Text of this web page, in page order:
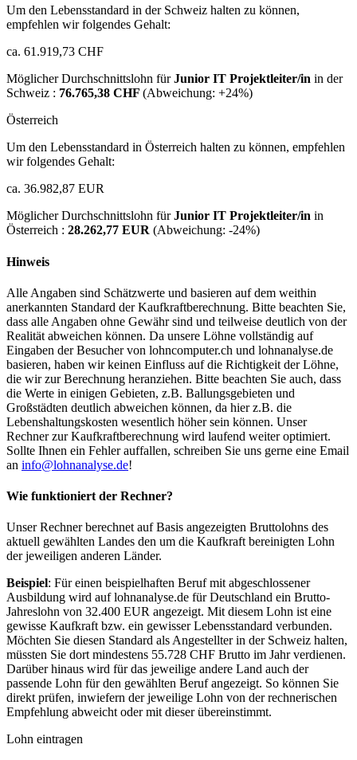
Um den Lebensstandard in der Schweiz halten zu können,
empfehlen wir folgendes Gehalt:
ca. 61.919,73 CHF
Möglicher Durchschnittslohn fürJunior IT Projektleiter/in in der
Schweiz : 76.765,38 CHF (Abweichung: +24%)
Österreich
Um den Lebensstandard in Österreich halten zu können, empfehlen
wir folgendes Gehalt:
ca. 36.982,87 EUR
Möglicher Durchschnittslohn fürJunior IT Projektleiter/in in
Österreich : 28.262,77 EUR (Abweichung: -24%)
Hinweis
Alle Angaben sind Schätzwerte und basieren auf dem weithin
anerkannten Standard der Kaufkraftberechnung. Bitte beachten Sie,
dass alle Angaben ohne Gewähr sind und teilweise deutlich von der
Realität abweichen können. Da unsere Löhne vollständig auf
Eingaben der Besucher von lohncomputer.ch und lohnanalyse.de
basieren, haben wir keinen Einfluss auf die Richtigkeit der Löhne,
die wir zur Berechnung heranziehen. Bitte beachten Sie auch, dass
die Werte in einigen Gebieten, z.B. Ballungsgebieten und
Großstädten deutlich abweichen können, da hier z.B. die
Lebenshaltungskosten wesentlich höher sein können. Unser
Rechner zur Kaufkraftberechnung wird laufend weiter optimiert.
Sollte Ihnen ein Fehler auffallen, schreiben Sie uns gerne eine Email
an info@lohnanalyse.de!
Wie funktioniert der Rechner?
Unser Rechner berechnet auf Basis angezeigten Bruttolohns des
aktuell gewählten Landes den um die Kaufkraft bereinigten Lohn
der jeweiligen anderen Länder.
Beispiel: Für einen beispielhaften Beruf mit abgeschlossener
Ausbildung wird auf lohnanalyse.de für Deutschland ein Brutto-
Jahreslohn von 32.400 EUR angezeigt. Mit diesem Lohn ist eine
gewisse Kaufkraft bzw. ein gewisser Lebensstandard verbunden.
Möchten Sie diesen Standard als Angestellter in der Schweiz halten,
müssten Sie dort mindestens 55.728 CHF Brutto im Jahr verdienen.
Darüber hinaus wird für das jeweilige andere Land auch der
passende Lohn für den gewählten Beruf angezeigt. So können Sie
direkt prüfen, inwiefern der jeweilige Lohn von der rechnerischen
Empfehlung abweicht oder mit dieser übereinstimmt.
Lohn eintragen